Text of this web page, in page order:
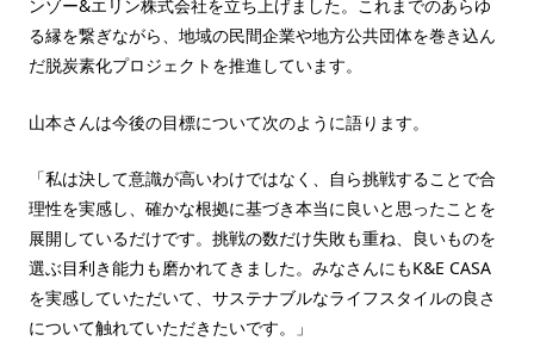
ンゾー&エリン株式会社を立ち上げました。これまでのあらゆ
る縁を繋ぎながら、地域の民間企業や地方公共団体を巻き込ん
だ脱炭素化プロジェクトを推進しています。
山本さんは今後の目標について次のように語ります。
「私は決して意識が高いわけではなく、自ら挑戦することで合
理性を実感し、確かな根拠に基づき本当に良いと思ったことを
展開しているだけです。挑戦の数だけ失敗も重ね、良いものを
選ぶ目利き能力も磨かれてきました。みなさんにもK&E CASA
を実感していただいて、サステナブルなライフスタイルの良さ
について触れていただきたいです。」